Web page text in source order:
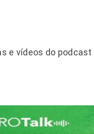
e vídeos do